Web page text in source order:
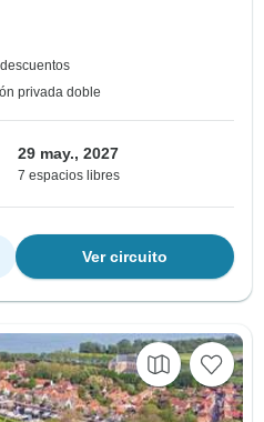
privada doble
29 may., 2027
7 espacios libres
Ver circuito